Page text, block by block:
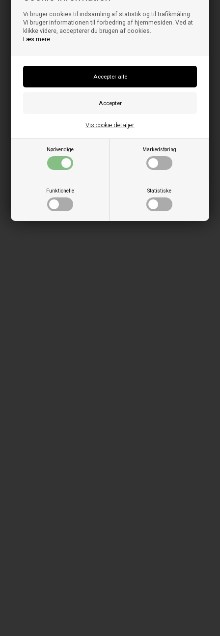
Vi bruger cookies til indsamling af statistik og til trafikmåling.
Vi bruger informationen til forbedring af hjemmesiden. Ved at
klikke videre, accepterer du brugen af cookies.
Læs mere
Nødvendige Markedsføring
Funktionelle Statistiske
Vis cookie detaljer